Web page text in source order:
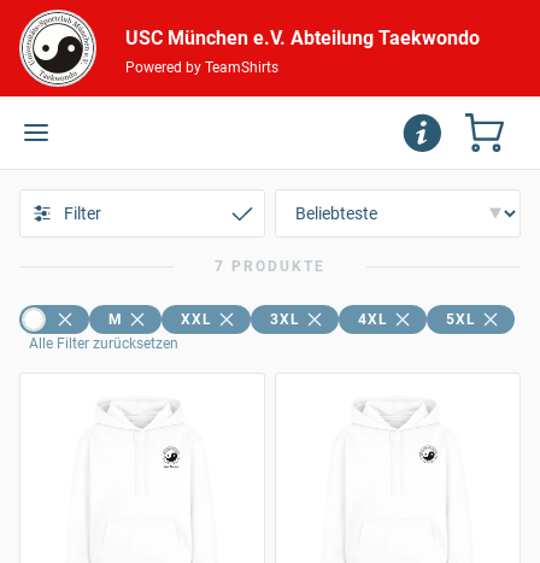
USC München e.V. Abteilung Taekwondo
Powered by TeamShirts
Filter
7 PRODUKTE
M XXL 3XL 4XL
5XL
Alle Filter zurücksetzen